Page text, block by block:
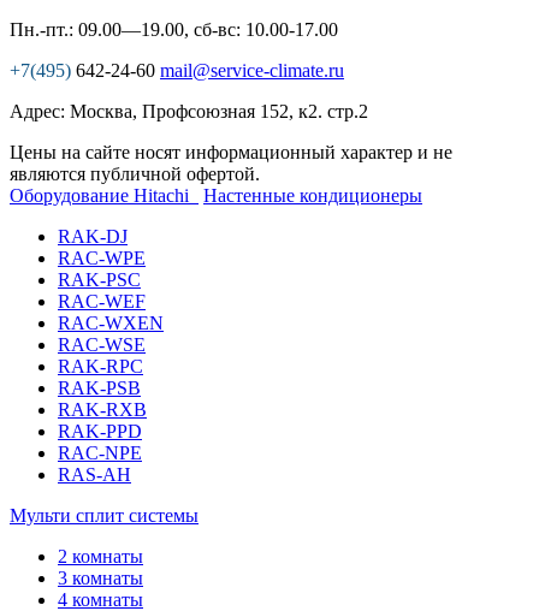
Пн.-пт.: 09.00—19.00, сб-вс: 10.00-17.00
+7(495) 642-24-60 mail@service-climate.ru
Адрес: Москва, Профсоюзная 152, к2. стр.2
Цены на сайте носят информационный характер и не
являются публичной офертой.
Оборудование Hitachi
Настенные кондиционеры
RAK-DJ
RAC-WPE
RAK-PSC
RAC-WEF
RAC-WXEN
RAC-WSE
RAK-RPC
RAK-PSB
RAK-RXB
RAK-PPD
RAC-NPE
RAS-AH
Мульти сплит системы
2 комнаты
3 комнаты
4 комнаты